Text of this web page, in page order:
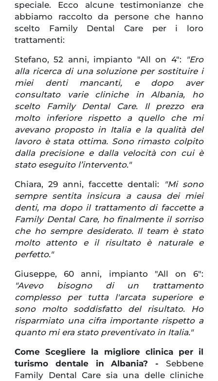
speciale. Ecco alcune testimonianze che
abbiamo raccolto da persone che hanno
scelto Family Dental Care per i loro
trattamenti:
Stefano, 52 anni, impianto "All on 4":
"Ero
alla ricerca di una soluzione per sostituire i
miei denti mancanti, e dopo aver
consultato varie cliniche in Albania, ho
scelto Family Dental Care. Il prezzo era
molto inferiore rispetto a quello che mi
avevano proposto in Italia e la qualità del
lavoro è stata ottima. Sono rimasto colpito
dalla precisione e dalla velocità con cui è
stato eseguito l’intervento."
Chiara, 29 anni, faccette dentali:
"Mi sono
sempre sentita insicura a causa dei miei
denti, ma dopo il trattamento di faccette a
Family Dental Care, ho finalmente il sorriso
che ho sempre desiderato. Il team è stato
molto attento e il risultato è naturale e
perfetto."
Giuseppe, 60 anni, impianto "All on 6":
"Avevo bisogno di un trattamento
complesso per tutta l'arcata superiore e
sono molto soddisfatto del risultato. Ho
risparmiato una cifra importante rispetto a
quanto mi era stato preventivato in Italia."
Come Scegliere la migliore clinica per il
turismo dentale in Albania? - Sebbene
Family Dental Care sia una delle cliniche